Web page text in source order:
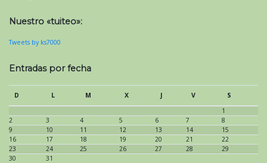
Nuestro «tuiteo»:
Tweets by ks7000
Entradas por fecha
D L M X J V
S
1
2
3 4 5 6 7
8
9
10 11 12 13 14
15
16
17 18 19 20 21
22
23
24 25 26 27 28
29
30
31